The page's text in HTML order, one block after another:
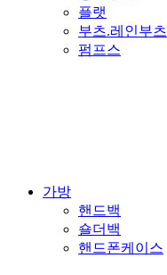
플랫
부츠.레인부츠
펌프스
가방
핸드백
숄더백
핸드폰케이스